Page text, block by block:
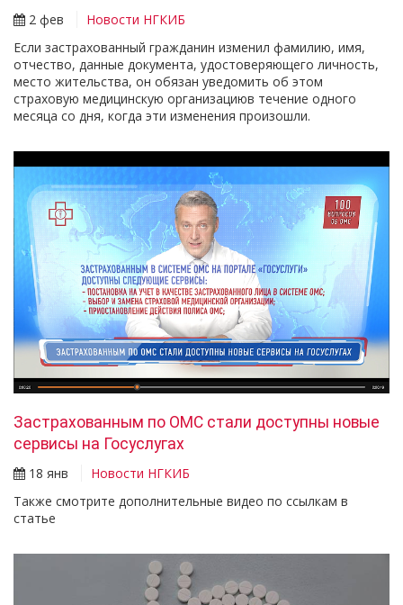
2 фев
Новости НГКИБ
Если застрахованный гражданин изменил фамилию, имя,
отчество, данные документа, удостоверяющего личность,
место жительства, он обязан уведомить об этом
страховую медицинскую организациюв течение одного
месяца со дня, когда эти изменения произошли.
Застрахованным по ОМС стали доступны новые
сервисы на Госуслугах
18 янв
Новости НГКИБ
Также смотрите дополнительные видео по ссылкам в
статье